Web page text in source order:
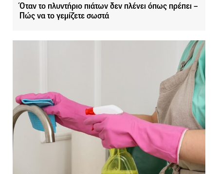
Όταν το πλυντήριο πιάτων δεν πλένει όπως πρέπει –
Πώς να το γεμίζετε σωστά